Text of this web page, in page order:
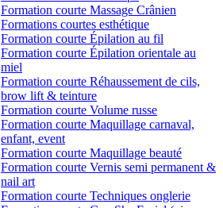
Formation courte Massage Crânien
Formations courtes esthétique
Formation courte Épilation au fil
Formation courte Épilation orientale au
miel
Formation courte Réhaussement de cils,
brow lift & teinture
Formation courte Volume russe
Formation courte Maquillage carnaval,
enfant, event
Formation courte Maquillage beauté
Formation courte Vernis semi permanent &
nail art
Formation courte Techniques onglerie